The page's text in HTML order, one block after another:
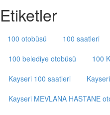
Etiketler
100 otobüsü 100 saatleri
100 belediye otobüsü
100
Kayseri 100 saatleri
Kayseri MEVLANA HASTANE